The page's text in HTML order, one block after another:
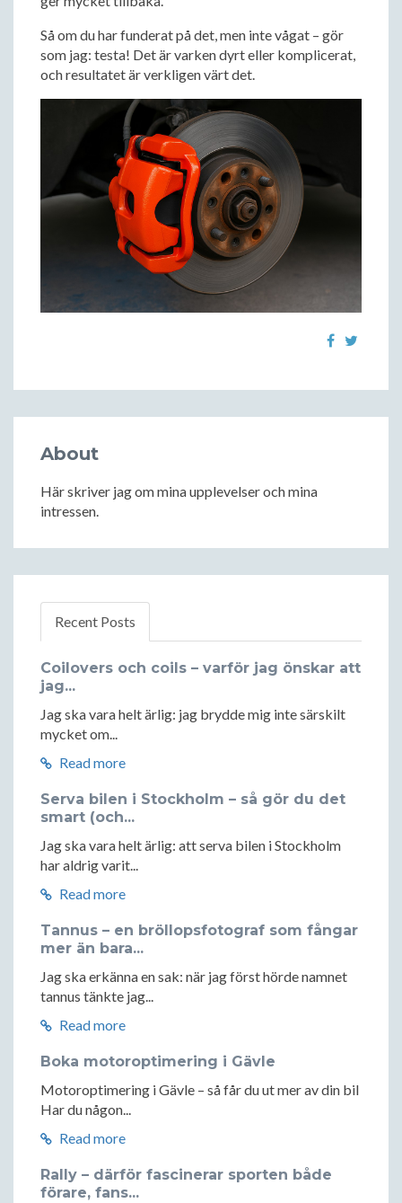
Så om du har funderat på det, men inte vågat – gör
som jag: testa! Det är varken dyrt eller komplicerat,
och resultatet är verkligen värt det.
About
Här skriver jag om mina upplevelser och mina
intressen.
Recent Posts
Coilovers och coils – varför jag önskar att
jag...
Jag ska vara helt ärlig: jag brydde mig inte särskilt
mycket om...
Read more
Serva bilen i Stockholm – så gör du det
smart (och...
Jag ska vara helt ärlig: att serva bilen i Stockholm
har aldrig varit...
Read more
Tannus – en bröllopsfotograf som fångar
mer än bara...
Jag ska erkänna en sak: när jag först hörde namnet
tannus tänkte jag...
Read more
Boka motoroptimering i Gävle
Motoroptimering i Gävle – så får du ut mer av din bil
Har du någon...
Read more
Rally – därför fascinerar sporten både
förare, fans...